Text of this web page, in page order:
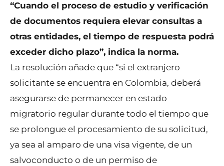
“Cuando el proceso de estudio y verificación
de documentos requiera elevar consultas a
otras entidades, el tiempo de respuesta podrá
exceder dicho plazo”, indica la norma.
La resolución añade que “si el extranjero
solicitante se encuentra en Colombia, deberá
asegurarse de permanecer en estado
migratorio regular durante todo el tiempo que
se prolongue el procesamiento de su solicitud,
ya sea al amparo de una visa vigente, de un
salvoconducto o de un permiso de